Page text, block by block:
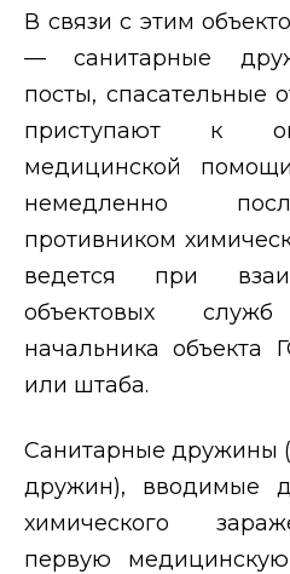
В связи с этим
— санитарные
посты,
приступают к
медицинской
немедленно
противником
ведется при
объектовых
начальника объекта
или штаба.
Санитарные дружины
дружин), вводимые
химического
первую